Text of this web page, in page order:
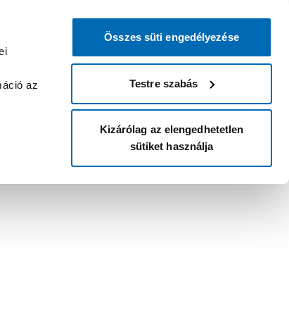
az
Összes süti engedélyezése
Testre szabás
Kizárólag az elengedhetetlen
sütiket használja